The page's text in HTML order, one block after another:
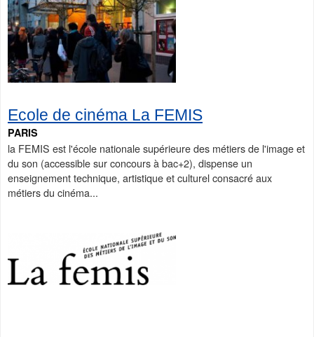
Ecole de cinéma La FEMIS
PARIS
la FEMIS est l'école nationale supérieure des métiers de l'image et
du son (accessible sur concours à bac+2), dispense un
enseignement technique, artistique et culturel consacré aux
métiers du cinéma...